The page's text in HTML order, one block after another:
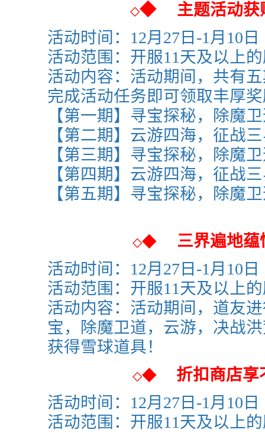
◇◆
主题活动获
活动时间： 12月27日-1月10日
活动范围： 开服11天及以上
活动内容：活动期间，共有
完成活动任务即可领取丰厚
【第一期】 寻宝探秘，除魔
【第二期】 云游四海，征战
【第三期】 寻宝探秘，除魔
【第四期】 云游四海，征战
【第五期】 寻宝探秘，除魔
◇◆
三界遍地蕴
活动时间： 12月27日-1月10日
活动范围： 开服11天及以上
活动内容：活动期间，道友
宝，除魔卫道，云游，决战
获得雪球道具！
◇◆
折扣商店享
活动时间： 12月27日-1月10日
活动范围： 开服11天及以上